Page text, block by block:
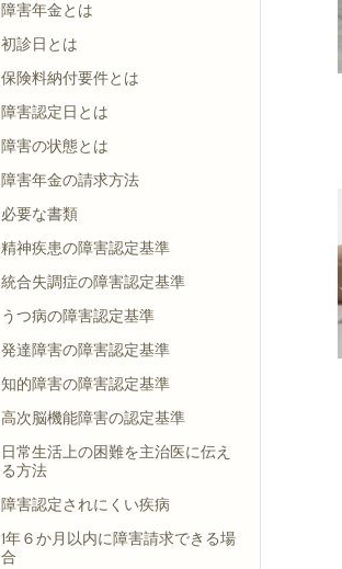
障害年金とは
初診日とは
保険料納付要件とは
障害認定日とは
障害の状態とは
障害年金の請求方法
必要な書類
精神疾患の障害認定基準
統合失調症の障害認定基準
うつ病の障害認定基準
発達障害の障害認定基準
知的障害の障害認定基準
高次脳機能障害の認定基準
日常生活上の困難を主治医に伝え
る方法
障害認定されにくい疾病
1年６か月以内に障害請求できる場
合